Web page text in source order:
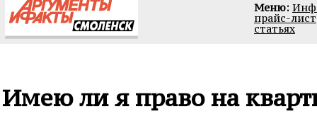
Меню:
прайс-лист
статьях
Имею ли я право на